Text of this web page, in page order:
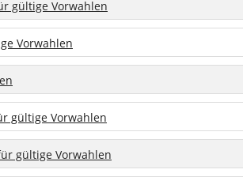
gültige Vorwahlen
Vorwahlen
gültige Vorwahlen
gültige Vorwahlen